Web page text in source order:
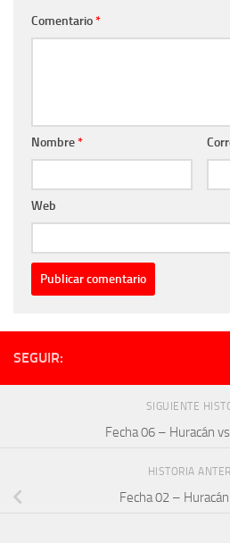
Comentario*
Nombre*
Web
SEGUIR:
SIGUIENTE
Fecha 06 – Huracán
HISTORIA
Fecha 02 –